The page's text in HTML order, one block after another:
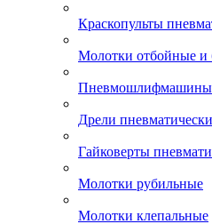
Краскопульты
Молотки отбойные и
Пневмошлифмашины
Дрели
Гайковерты
Молотки рубильные
Молотки клепальные